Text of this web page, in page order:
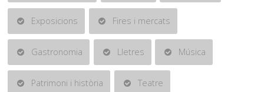
Exposicions Fires i mercats
Gastronomia Lletres Música
Patrimoni i història Teatre